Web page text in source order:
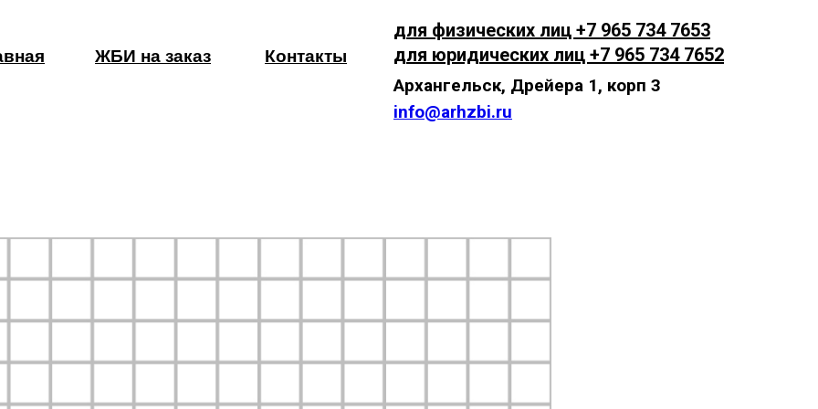
ЖБИ на заказ Контакты
для физических лиц +7 965 734 7653
для юридических лиц +7 965 734 7652
Архангельск, Дрейера 1, корп 3
info@arhzbi.ru